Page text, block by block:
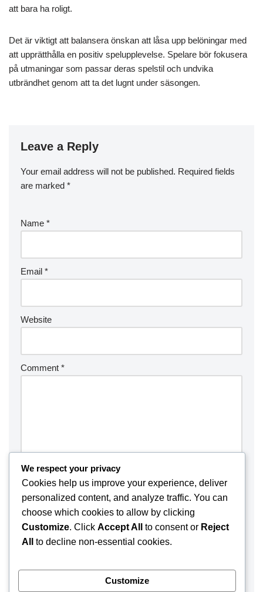
att bara ha roligt.
Det är viktigt att balansera önskan att låsa upp belöningar med
att upprätthålla en positiv spelupplevelse. Spelare bör fokusera
på utmaningar som passar deras spelstil och undvika
utbrändhet genom att ta det lugnt under säsongen.
Leave a Reply
Your email address will not be published. Required fields
are marked *
Name *
Email *
Website
Comment *
Save my name, email, and website in this browser for the
next time I comment.
We respect your privacy
Cookies help us improve your experience, deliver
personalized content, and analyze traffic. You can
choose which cookies to allow by clicking
Customize. Click Accept All to consent or Reject
All
to decline non-essential cookies.
Customize